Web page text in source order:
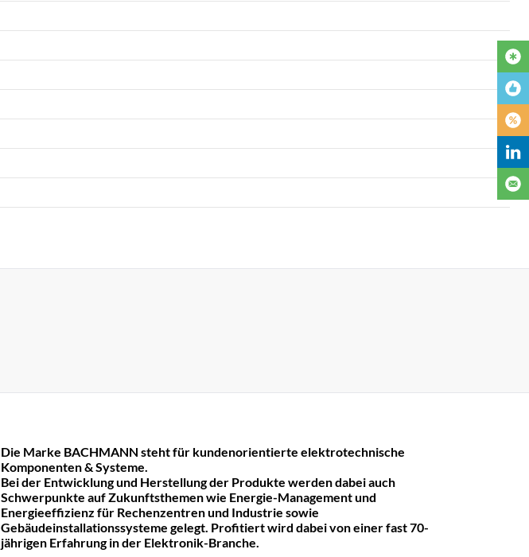
Die Marke BACHMANN steht für kundenorientierte elektrotechnische
Komponenten & Systeme.
Bei der Entwicklung und Herstellung der Produkte werden dabei auch
Schwerpunkte auf Zukunftsthemen wie Energie-Management und
Energieeffizienz für Rechenzentren und Industrie sowie
Gebäudeinstallationssysteme gelegt. Profitiert wird dabei von einer fast 70-
jährigen Erfahrung in der Elektronik-Branche.